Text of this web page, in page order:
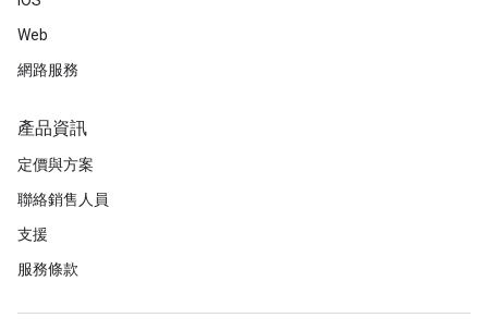
Web
網路服務
產品資訊
定價與方案
聯絡銷售人員
支援
服務條款